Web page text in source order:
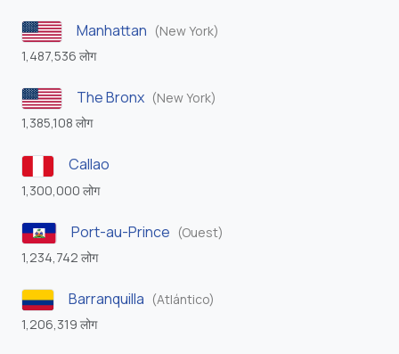
Manhattan (New York)
1,487,536 लोग
The Bronx (New York)
1,385,108 लोग
Callao
1,300,000 लोग
Port-au-Prince (Ouest)
1,234,742 लोग
Barranquilla (Atlántico)
1,206,319 लोग